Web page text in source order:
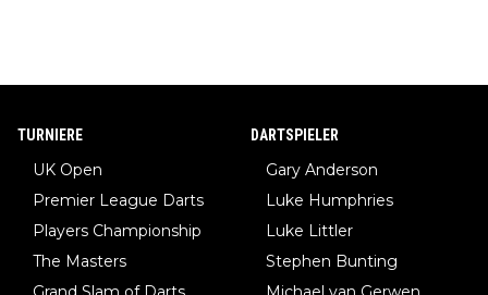
TURNIERE
UK Open
Premier League Darts
Players Championship
The Masters
DARTSPIELER
Gary Anderson
Luke Humphries
Luke Littler
Stephen Bunting